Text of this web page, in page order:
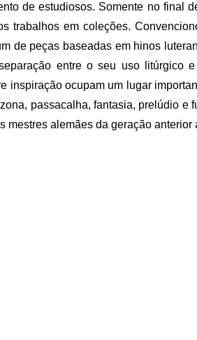
de estudiosos. Somente no final
trabalhos em coleções.
de peças baseadas em hinos
entre o seu uso litúrgico
inspiração ocupam um lugar
passacalha, fantasia, prelúdio e
mestres alemães da geração anterior